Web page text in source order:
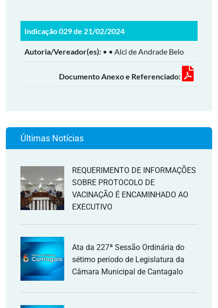
Indicação 029 de 21/02/2024
Autoria/Vereador(es): • • Alci de Andrade Belo
Documento Anexo e Referenciado:
Últimas Notícias
REQUERIMENTO DE INFORMAÇÕES
SOBRE PROTOCOLO DE
VACINAÇÃO É ENCAMINHADO AO
EXECUTIVO
Ata da 227ª Sessão Ordinária do
sétimo período de Legislatura da
Câmara Municipal de Cantagalo